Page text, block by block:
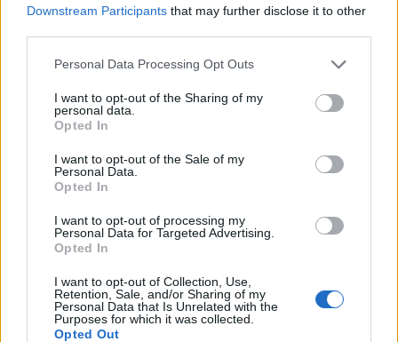
Downstream Participants that may further disclose it to other
Please note that this website/app uses one or more Google
not limited to your visit or usage behaviour. You may click to
grant or deny consent to Google and its third-party tags to
use your data for below specified purposes in below Google
consent section.
Personal Data Processing Opt Outs
I want to opt-out of the Sharing of my
personal data.
Opted In
I want to opt-out of the Sale of my
Personal Data.
Opted In
I want to opt-out of processing my
Personal Data for Targeted Advertising.
Opted In
I want to opt-out of Collection, Use,
Retention, Sale, and/or Sharing of my
Personal Data that Is Unrelated with the
Purposes for which it was collected.
Opted Out
kivénhedt Carl McCoy-imitátor, aki még húsvéti
Folyamatos őrület - Kollektiva-
interjú
2010. február 18.
A percek alatt híressé, sokak számára pedig
hírhedtté vált Kollektiva a maga hároméves, stílusok
és helyszínek közt folyamatosan cikázó ...
Téglás Zoli a Pennywise énekese